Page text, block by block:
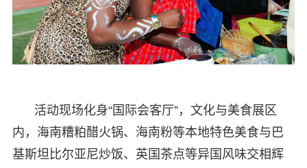
活动现场化身“国际会客厅”，文化与美食展区
内，海南糟粕醋火锅、海南粉等本地特色美食与巴
基斯坦比尔亚尼炒饭、英国茶点等异国风味交相辉